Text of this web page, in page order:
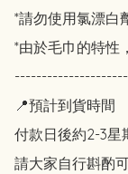
*請勿使用氯漂白
*由於毛巾的特性
📍預計到貨時間
付款日後約2-3星
請大家自行斟酌